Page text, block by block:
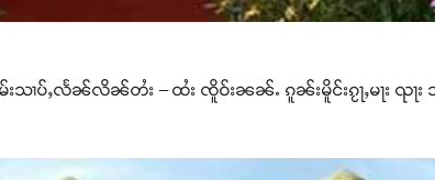
ပ်ႇလႅၼ်လိၼ်တႆး – ထႆး ၸိူဝ်းၼၼ်ႉ ၵူၼ်းမိူင်းၵႂႃႇမႃး ၺႃး သိုၵ်